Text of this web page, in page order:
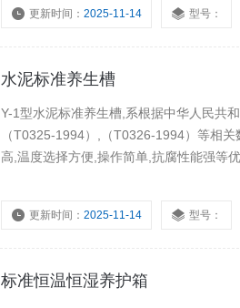
更新时间：2025-11-14 型号：
水泥标准养生槽
Y-1型水泥标准养生槽,系根据中华人民共
（T0325-1994）,（T0326-1994）等相
高,温度选择方便,操作简单,抗腐性能强等
更新时间：2025-11-14 型号：
标准恒温恒湿养护箱